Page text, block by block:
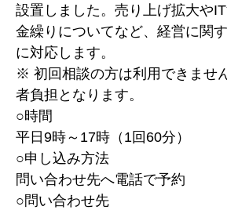
設置しました。売り上げ拡大や
金繰りについてなど、経営に関
に対応します。
※ 初回相談の方は利用できませ
者負担となります。
○時間
平日9時～17時（1回60分）
○申し込み方法
問い合わせ先へ電話で予約
○問い合わせ先